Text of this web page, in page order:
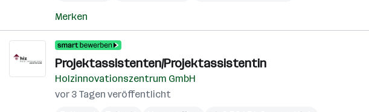
Merken
Projektassistenten/Projektassistentin
Holzinnovationszentrum GmbH
vor 3 Tagen veröffentlicht